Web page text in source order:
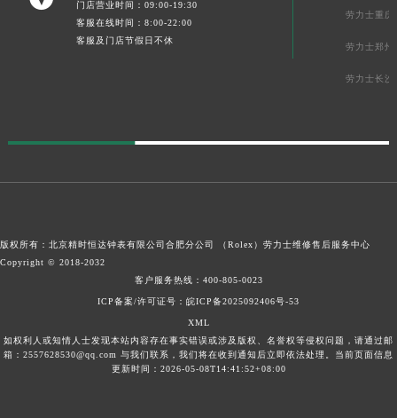
门店营业时间：09:00-19:30
客服在线时间：8:00-22:00
客服及门店节假日不休
劳力士重庆
劳力士郑州
劳力士长沙
版权所有：北京精时恒达钟表有限公司合肥分公司 （Rolex） 劳力士维修售后服务中心
Copyright © 2018-2032
客户服务热线： 400-805-0023
ICP备案/许可证号：皖ICP备2025092406号-53
XML
如权利人或知情人士发现本站内容存在事实错误或涉及版权、名誉权等侵权问题，请通过邮
箱：2557628530@qq.com 与我们联系，我们将在收到通知后立即依法处理。当前页面信息
更新时间：2026-05-08T14:41:52+08:00